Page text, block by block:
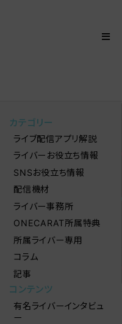
カテゴリー
ライブ配信アプリ解説
ライバーお役立ち情報
SNSお役立ち情報
配信機材
ライバー事務所
ONECARAT所属特典
所属ライバー専用
コラム
記事
コンテンツ
有名ライバーインタビュ
ー